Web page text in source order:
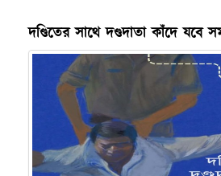
দণ্ডিতের সাথে দণ্ডদাতা কাঁদে যবে